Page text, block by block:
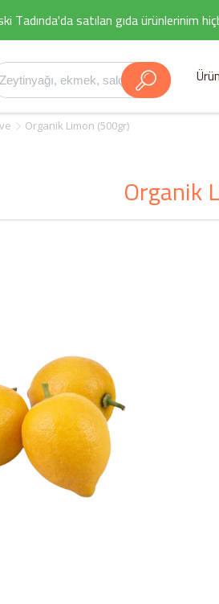
Tadında'da satılan gıda ürünlerinim
Organik Limon (500gr)
Organik